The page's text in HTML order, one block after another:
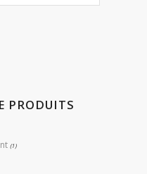
PRODUITS
(1)